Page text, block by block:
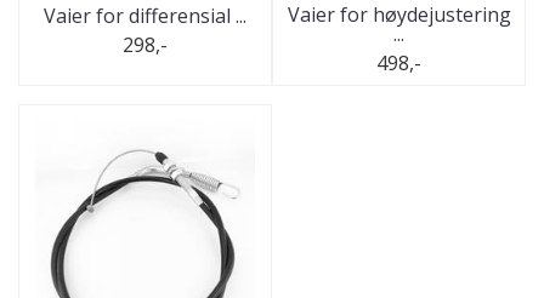
Vaier for differensial ...
298,-
Vaier for høydejustering
...
498,-